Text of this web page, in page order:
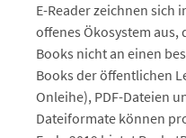
E-Reader zeichnen sich
offenes Ökosystem aus,
Books nicht an einen
Books der öffentlichen
Onleihe), PDF-Dateien
Dateiformate können